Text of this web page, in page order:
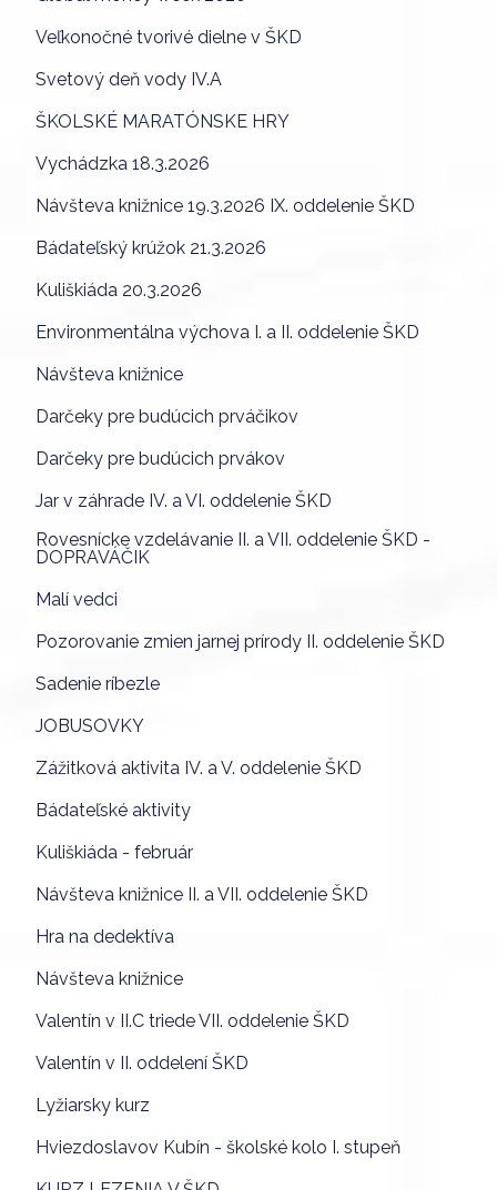
Veľkonočné tvorivé dielne v ŠKD
Svetový deň vody IV.A
ŠKOLSKÉ MARATÓNSKE HRY
Vychádzka 18.3.2026
Návšteva knižnice 19.3.2026 IX. oddelenie ŠKD
Bádateľský krúžok 21.3.2026
Kuliškiáda 20.3.2026
Environmentálna výchova I. a II. oddelenie ŠKD
Návšteva knižnice
Darčeky pre budúcich prváčikov
Darčeky pre budúcich prvákov
Jar v záhrade IV. a VI. oddelenie ŠKD
Rovesnícke vzdelávanie II. a VII. oddelenie ŠKD -
DOPRAVÁČIK
Malí vedci
Pozorovanie zmien jarnej prírody II. oddelenie ŠKD
Sadenie ríbezle
JOBUSOVKY
Zážitková aktivita IV. a V. oddelenie ŠKD
Bádateľské aktivity
Kuliškiáda - február
Návšteva knižnice II. a VII. oddelenie ŠKD
Hra na dedektíva
Návšteva knižnice
Valentín v II.C triede VII. oddelenie ŠKD
Valentín v II. oddelení ŠKD
Lyžiarsky kurz
Hviezdoslavov Kubín - školské kolo I. stupeň